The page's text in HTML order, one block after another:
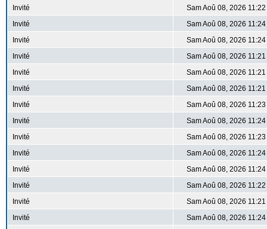
Invité
Sam Aoû 08, 2026
Invité
Sam Aoû 08, 2026
Invité
Sam Aoû 08, 2026
Invité
Sam Aoû 08, 2026
Invité
Sam Aoû 08, 2026
Invité
Sam Aoû 08, 2026
Invité
Sam Aoû 08, 2026
Invité
Sam Aoû 08, 2026
Invité
Sam Aoû 08, 2026
Invité
Sam Aoû 08, 2026
Invité
Sam Aoû 08, 2026
Invité
Sam Aoû 08, 2026
Invité
Sam Aoû 08, 2026
Invité
Sam Aoû 08, 2026